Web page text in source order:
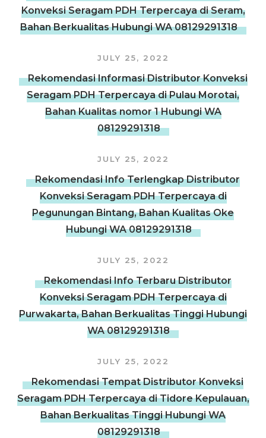
Konveksi Seragam PDH Terpercaya di Seram,
Bahan Berkualitas Hubungi WA 08129291318
JULY 25, 2022
Rekomendasi Informasi Distributor Konveksi
Seragam PDH Terpercaya di Pulau Morotai,
Bahan Kualitas nomor 1 Hubungi WA
08129291318
JULY 25, 2022
Rekomendasi Info Terlengkap Distributor
Konveksi Seragam PDH Terpercaya di
Pegunungan Bintang, Bahan Kualitas Oke
Hubungi WA 08129291318
JULY 25, 2022
Rekomendasi Info Terbaru Distributor
Konveksi Seragam PDH Terpercaya di
Purwakarta, Bahan Berkualitas Tinggi Hubungi
WA 08129291318
JULY 25, 2022
Rekomendasi Tempat Distributor Konveksi
Seragam PDH Terpercaya di Tidore Kepulauan,
Bahan Berkualitas Tinggi Hubungi WA
08129291318